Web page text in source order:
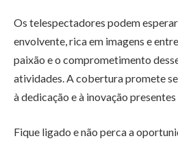
Os telespectadores podem
envolvente, rica em imagens e
paixão e o comprometimento
atividades. A cobertura promete
à dedicação e à inovação presentes
Fique ligado e não perca a